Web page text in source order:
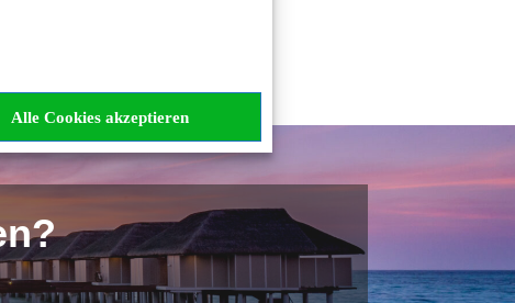
Alle Cookies akzeptieren